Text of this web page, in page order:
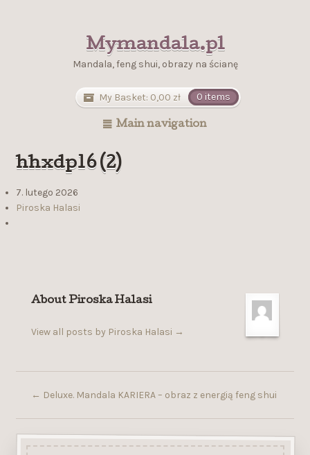
Mymandala.pl
Mandala, feng shui, obrazy na ścianę
My Basket: 0,00 zł 0 items
Main navigation
hhxdp16 (2)
7. lutego 2026
Piroska Halasi
About Piroska Halasi
View all posts by Piroska Halasi →
← Deluxe. Mandala KARIERA – obraz z energią feng shui